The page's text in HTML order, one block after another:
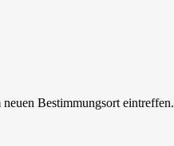
Bestimmungsort eintreffen.